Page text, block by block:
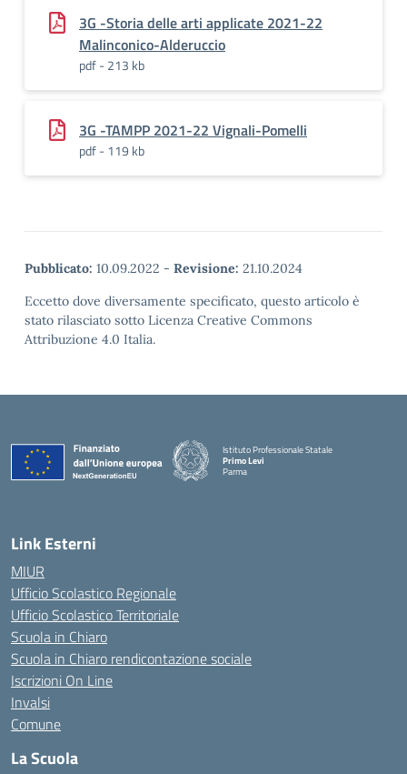
3G -Storia delle arti applicate 2021-22
Malinconico-Alderuccio
pdf - 213 kb
3G -TAMPP 2021-22 Vignali-Pomelli
pdf - 119 kb
Pubblicato: 10.09.2022 - Revisione: 21.10.2024
Eccetto dove diversamente specificato, questo articolo è
stato rilasciato sotto Licenza Creative Commons
Attribuzione 4.0 Italia.
Istituto Professionale Statale
Primo Levi
Parma
Link Esterni
MIUR
Ufficio Scolastico Regionale
Ufficio Scolastico Territoriale
Scuola in Chiaro
Scuola in Chiaro rendicontazione sociale
Iscrizioni On Line
Invalsi
Comune
La Scuola